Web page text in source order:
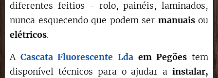
diferentes feitios - rolo, painéis, laminados,
nunca esquecendo que podem ser manuaisou
elétricos.
A Cascata Fluorescente Lda emPegõestem
disponível técnicos para o ajudar a instalar,